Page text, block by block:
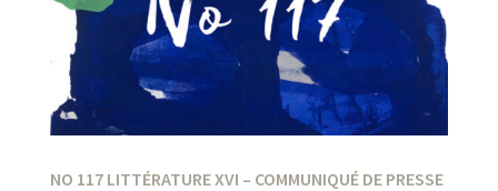
NO 117 LITTÉRATURE XVI – COMMUNIQUÉ DE PRESSE